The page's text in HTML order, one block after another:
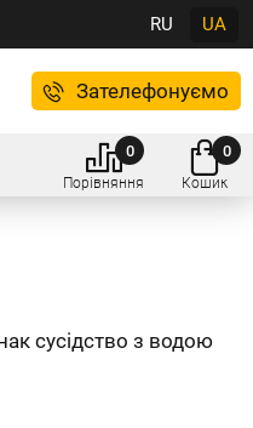
RU UA
Зателефонуємо
Порівняння
0
Кошик
0
сусідство з водою